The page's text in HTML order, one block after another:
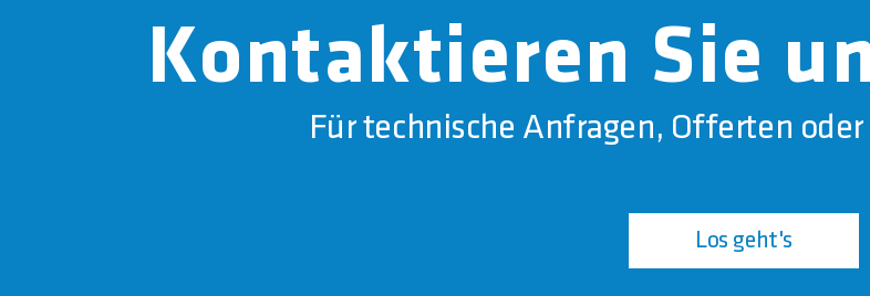
Kontaktieren Sie
Für technische Anfragen, Offerten
Los geht's